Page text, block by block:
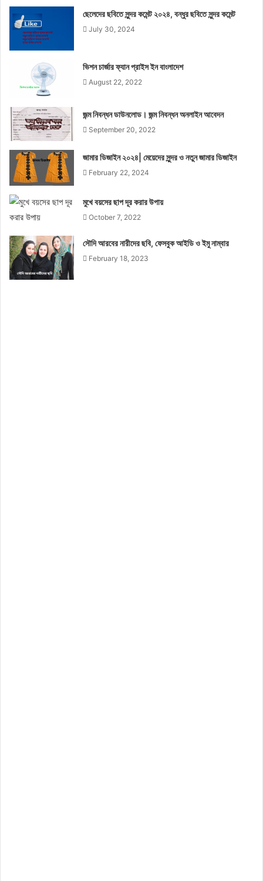
ছেলেদের ছবিতে সুন্দর কমেন্ট ২০২৪, বন্ধুর ছবিতে সুন্দর কমেন্ট
July 30, 2024
ভিশন চার্জার ফ্যান প্রাইস ইন বাংলাদেশ
August 22, 2022
জন্ম নিবন্ধন ডাউনলোড। জন্ম নিবন্ধন অনলাইন আবেদন
September 20, 2022
জামার ডিজাইন ২০২৪| মেয়েদের সুন্দর ও নতুন জামার ডিজাইন
February 22, 2024
মুখে বয়সের ছাপ দূর করার উপায়
October 7, 2022
সৌদি আরবের নারীদের ছবি, ফেসবুক আইডি ও ইমু নাম্বার
February 18, 2023